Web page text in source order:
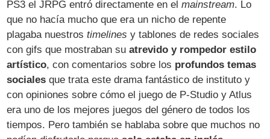
PS3 el JRPG entró directamente en elmainstream. Lo
que no hacía mucho que era un nicho de repente
plagaba nuestrostimelines y tablones de redes sociales
con gifs que mostraban suatrevido y rompedor estilo
artístico, con comentarios sobre los profundos temas
sociales que trata este drama fantástico de instituto y
con opiniones sobre cómo el juego de P-Studio y Atlus
era uno de los mejores juegos del género de todos los
tiempos. Pero también se hablaba sobre que muchos no